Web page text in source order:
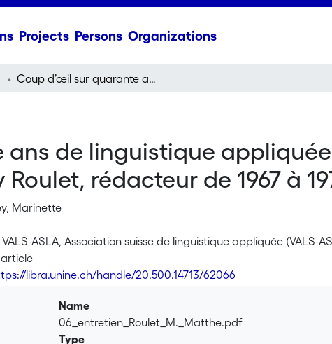
Projects Persons Organizations
Coup d’œil sur quarante ans de linguistique appliquée au fil du Bulletin. Conversation avec Eddy Roulet, rédacteur de 1967 à 1977
de linguistique
rédacteur de 1967 à
Marinette
VALS-ASLA, Association suisse de linguistique appliquée (VALS-
libra.unine.ch/handle/20.500.14713/62066
Name
06_entretien_Roulet_M._Matthe.pdf
Type